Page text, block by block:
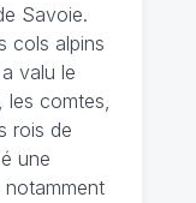
Savoie.
cols alpins
valu le
les comtes,
rois de
une